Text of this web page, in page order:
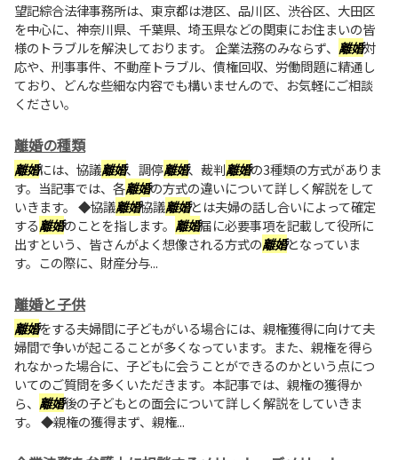
望記綜合法律事務所は、東京都は港区、品川区、渋谷区、大田区
を中心に、神奈川県、千葉県、埼玉県などの関東にお住まいの皆
様のトラブルを解決しております。 企業法務のみならず、 離婚対
応や、刑事事件、不動産トラブル、債権回収、労働問題に精通し
ており、どんな些細な内容でも構いませんので、お気軽にご相談
ください。
離婚の種類
離婚には、協議離婚、調停離婚、裁判離婚の3種類の方式がありま
す。当記事では、各離婚の方式の違いについて詳しく解説をして
いきます。 ◆協議離婚協議離婚とは夫婦の話し合いによって確定
する離婚のことを指します。 離婚届に必要事項を記載して役所に
出すという、皆さんがよく想像される方式の離婚となっていま
す。この際に、財産分与...
離婚と子供
離婚をする夫婦間に子どもがいる場合には、親権獲得に向けて夫
婦間で争いが起こることが多くなっています。また、親権を得ら
れなかった場合に、子どもに会うことができるのかという点につ
いてのご質問を多くいただきます。本記事では、親権の獲得か
ら、 離婚後の子どもとの面会について詳しく解説をしていきま
す。 ◆親権の獲得まず、親権...